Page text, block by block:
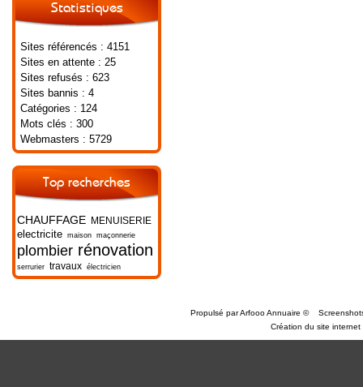
Statistiques
Sites référencés : 4151
Sites en attente : 25
Sites refusés : 623
Sites bannis : 4
Catégories : 124
Mots clés : 300
Webmasters : 5729
Top recherches
CHAUFFAGE MENUISERIE
electricite maison maçonnerie
plombier rénovation
serrurier travaux électricien
Propulsé parArfooo Annuaire ©
Création du site internet